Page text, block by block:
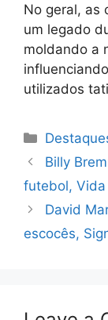
No geral, as
um legado
moldando a
utilizados
Billy
futebol, Vida
David
escocês,